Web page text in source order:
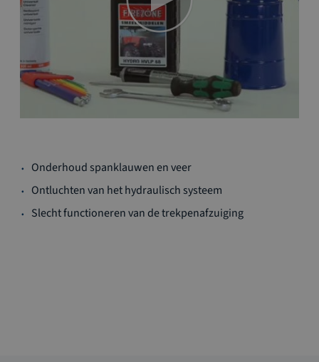
naar
het
van
Onderhoud spanklauwen en veer
Ontluchten van het hydraulisch systeem
Slecht functioneren van de trekpenafzuiging